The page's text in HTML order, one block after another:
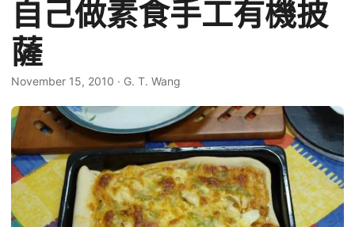
自己做素食手工有機披
薩
November 15, 2010 · G. T. Wang